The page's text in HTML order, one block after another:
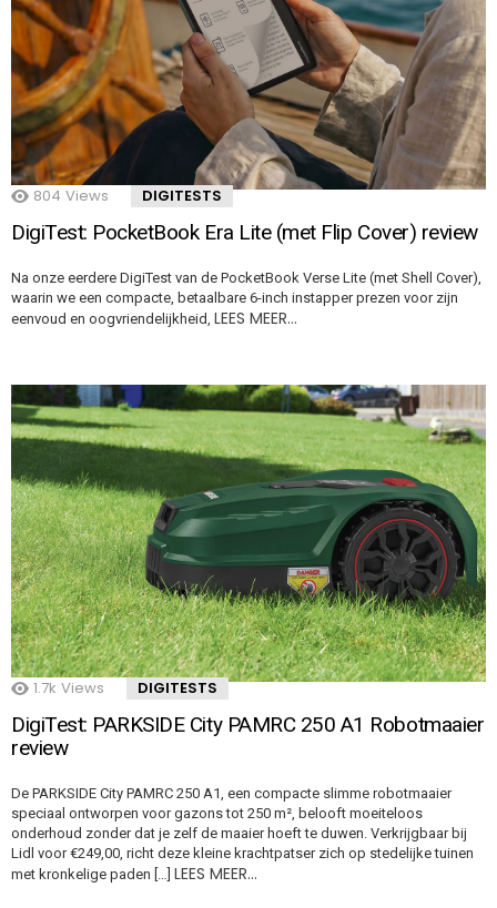
804 Views DIGITESTS
DigiTest: PocketBook Era Lite (met Flip Cover) review
Na onze eerdere DigiTest van de PocketBook Verse Lite (met Shell Cover),
waarin we een compacte, betaalbare 6-inch instapper prezen voor zijn
eenvoud en oogvriendelijkheid, LEES MEER…
1.7k Views DIGITESTS
DigiTest: PARKSIDE City PAMRC 250 A1 Robotmaaier
review
De PARKSIDE City PAMRC 250 A1, een compacte slimme robotmaaier
speciaal ontworpen voor gazons tot 250 m², belooft moeiteloos
onderhoud zonder dat je zelf de maaier hoeft te duwen. Verkrijgbaar bij
Lidl voor €249,00, richt deze kleine krachtpatser zich op stedelijke tuinen
met kronkelige paden […] LEES MEER…